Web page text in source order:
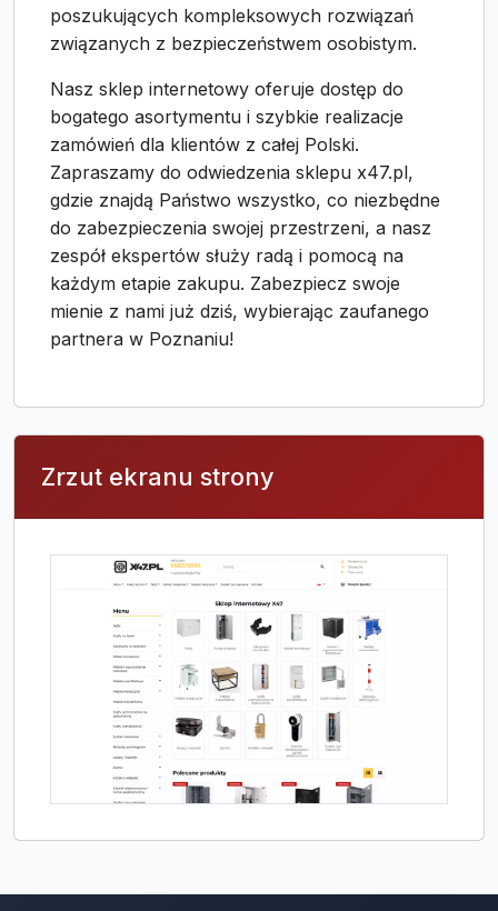
poszukujących kompleksowych rozwiązań
związanych z bezpieczeństwem osobistym.
Nasz sklep internetowy oferuje dostęp do
bogatego asortymentu i szybkie realizacje
zamówień dla klientów z całej Polski.
Zapraszamy do odwiedzenia sklepu x47.pl,
gdzie znajdą Państwo wszystko, co niezbędne
do zabezpieczenia swojej przestrzeni, a nasz
zespół ekspertów służy radą i pomocą na
każdym etapie zakupu. Zabezpiecz swoje
mienie z nami już dziś, wybierając zaufanego
partnera w Poznaniu!
Zrzut ekranu strony